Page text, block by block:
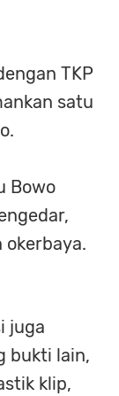
TKP
satu
Bowo
okerbaya.
juga
bukti lain,
klip,